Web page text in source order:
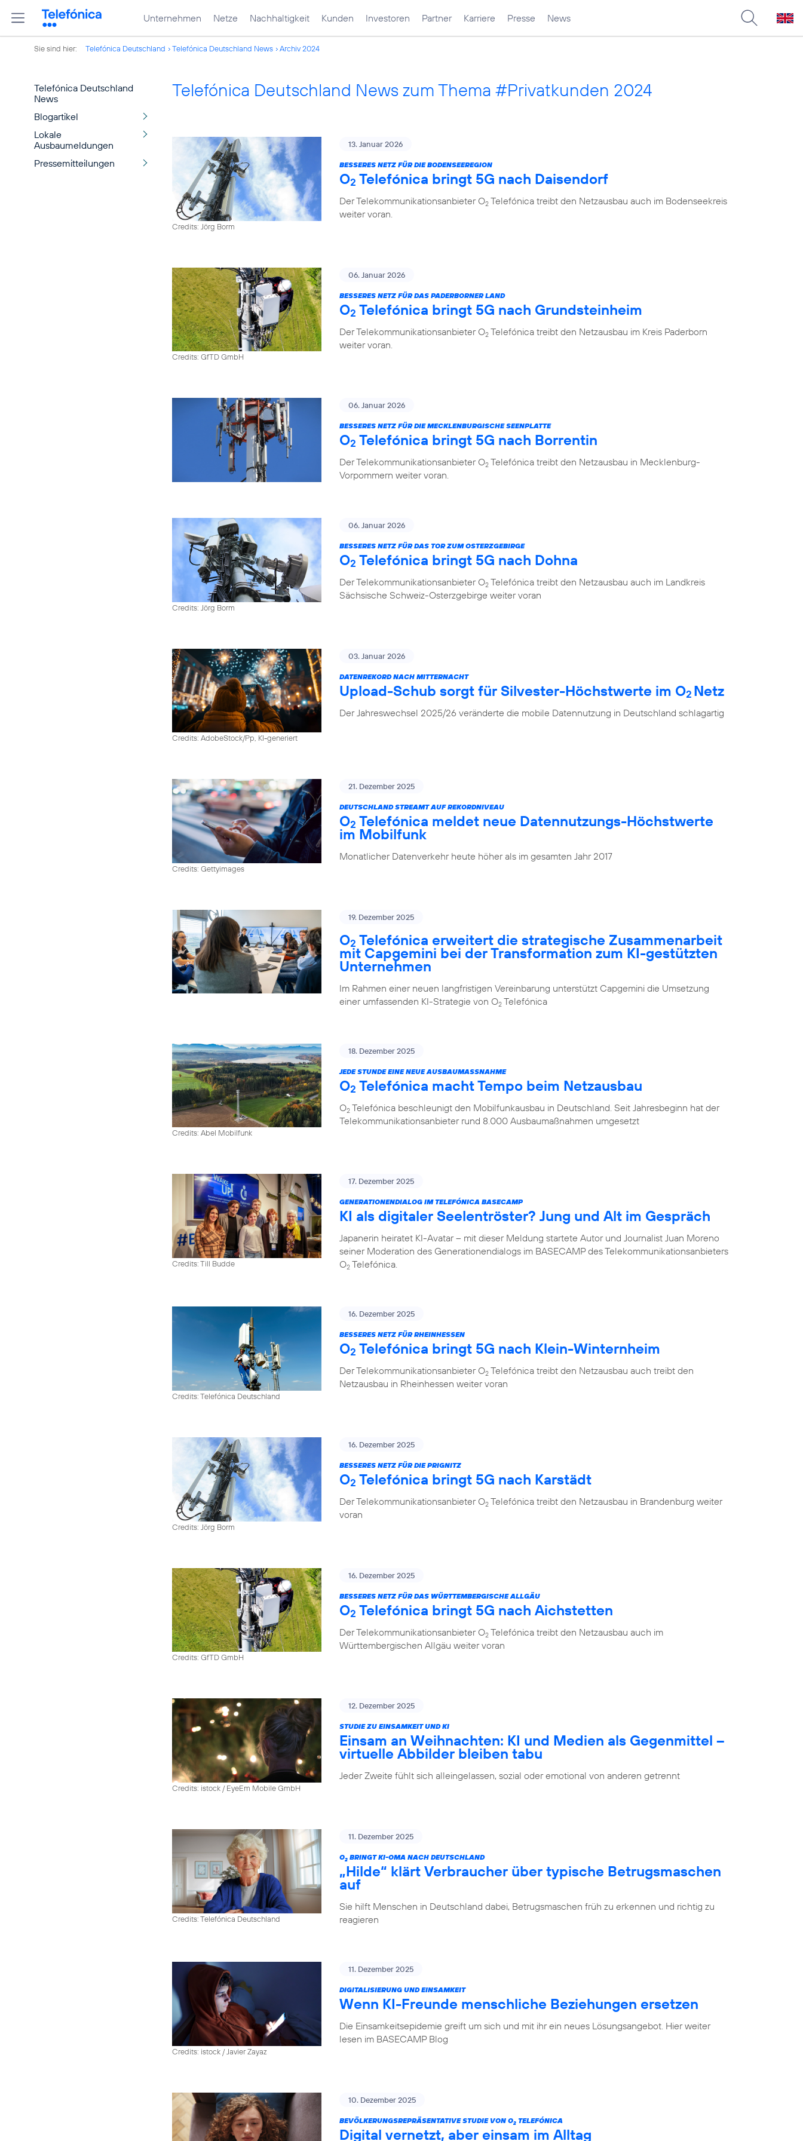
Unternehmen Netze Nachhaltigkeit Kunden Investoren Partner Karriere Presse News
Sie sind hier: Telefónica Deutschland Telefónica Deutschland News Archiv 2024
Telefónica Deutschland
News
Blogartikel
Lokale
Ausbaumeldungen
Pressemitteilungen
Telefónica Deutschland News zum Thema #Privatkunden 2024
Credits: Jörg Borm
13. Januar 2026
BESSERES NETZ FÜR DIE BODENSEEREGION
O2 Telefónica bringt 5G nach Daisendorf
Der Telekommunikationsanbieter O2 Telefónica treibt den Netzausbau auch im Bodenseekreis
weiter voran.
Credits: GfTD GmbH
06. Januar 2026
BESSERES NETZ FÜR DAS PADERBORNER LAND
O2 Telefónica bringt 5G nach Grundsteinheim
Der Telekommunikationsanbieter O2 Telefónica treibt den Netzausbau im Kreis Paderborn
weiter voran.
06. Januar 2026
BESSERES NETZ FÜR DIE MECKLENBURGISCHE SEENPLATTE
O2 Telefónica bringt 5G nach Borrentin
Der Telekommunikationsanbieter O2 Telefónica treibt den Netzausbau in Mecklenburg-
Vorpommern weiter voran.
Credits: Jörg Borm
06. Januar 2026
BESSERES NETZ FÜR DAS TOR ZUM OSTERZGEBIRGE
O2 Telefónica bringt 5G nach Dohna
Der Telekommunikationsanbieter O2 Telefónica treibt den Netzausbau auch im Landkreis
Sächsische Schweiz-Osterzgebirge weiter voran
Credits: AdobeStock/Pp, KI-generiert
03. Januar 2026
DATENREKORD NACH MITTERNACHT
Upload-Schub sorgt für Silvester-Höchstwerte im O2 Netz
Der Jahreswechsel 2025/26 veränderte die mobile Datennutzung in Deutschland schlagartig
Credits: Gettyimages
21. Dezember 2025
DEUTSCHLAND STREAMT AUF REKORDNIVEAU
O2 Telefónica meldet neue Datennutzungs-Höchstwerte
im Mobilfunk
Monatlicher Datenverkehr heute höher als im gesamten Jahr 2017
19. Dezember 2025
O2 Telefónica erweitert die strategische Zusammenarbeit
mit Capgemini bei der Transformation zum KI-gestützten
Unternehmen
Im Rahmen einer neuen langfristigen Vereinbarung unterstützt Capgemini die Umsetzung
einer umfassenden KI-Strategie von O2 Telefónica
Credits: Abel Mobilfunk
18. Dezember 2025
JEDE STUNDE EINE NEUE AUSBAUMASSNAHME
O2 Telefónica macht Tempo beim Netzausbau
O2 Telefónica beschleunigt den Mobilfunkausbau in Deutschland. Seit Jahresbeginn hat der
Telekommunikationsanbieter rund 8.000 Ausbaumaßnahmen umgesetzt
Credits: Till Budde
17. Dezember 2025
GENERATIONENDIALOG IM TELEFÓNICA BASECAMP
KI als digitaler Seelentröster? Jung und Alt im Gespräch
Japanerin heiratet KI-Avatar – mit dieser Meldung startete Autor und Journalist Juan Moreno
seiner Moderation des Generationendialogs im BASECAMP des Telekommunikationsanbieters
O2 Telefónica.
Credits: Telefónica Deutschland
16. Dezember 2025
BESSERES NETZ FÜR RHEINHESSEN
O2 Telefónica bringt 5G nach Klein-Winternheim
Der Telekommunikationsanbieter O2 Telefónica treibt den Netzausbau auch treibt den
Netzausbau in Rheinhessen weiter voran
Credits: Jörg Borm
16. Dezember 2025
BESSERES NETZ FÜR DIE PRIGNITZ
O2 Telefónica bringt 5G nach Karstädt
Der Telekommunikationsanbieter O2 Telefónica treibt den Netzausbau in Brandenburg weiter
voran
Credits: GfTD GmbH
16. Dezember 2025
BESSERES NETZ FÜR DAS WÜRTTEMBERGISCHE ALLGÄU
O2 Telefónica bringt 5G nach Aichstetten
Der Telekommunikationsanbieter O2 Telefónica treibt den Netzausbau auch im
Württembergischen Allgäu weiter voran
Credits: istock / EyeEm Mobile GmbH
12. Dezember 2025
STUDIE ZU EINSAMKEIT UND KI
Einsam an Weihnachten: KI und Medien als Gegenmittel –
virtuelle Abbilder bleiben tabu
Jeder Zweite fühlt sich alleingelassen, sozial oder emotional von anderen getrennt
Credits: Telefónica Deutschland
11. Dezember 2025
O2 BRINGT KI-OMA NACH DEUTSCHLAND
„Hilde“ klärt Verbraucher über typische Betrugsmaschen
auf
Sie hilft Menschen in Deutschland dabei, Betrugsmaschen früh zu erkennen und richtig zu
reagieren
Credits: istock / Javier Zayaz
11. Dezember 2025
DIGITALISIERUNG UND EINSAMKEIT
Wenn KI-Freunde menschliche Beziehungen ersetzen
Die Einsamkeitsepidemie greift um sich und mit ihr ein neues Lösungsangebot. Hier weiter
lesen im BASECAMP Blog
10. Dezember 2025
BEVÖLKERUNGSREPRÄSENTATIVE STUDIE VON O2 TELEFÓNICA
Digital vernetzt, aber einsam im Alltag